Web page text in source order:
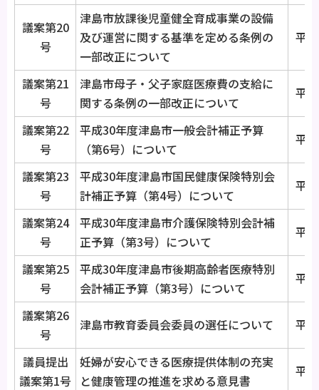
議案第20
号
津島市放課後児童健全育成事業の設備
及び運営に関する基準を定める条例の
一部改正について
平
議案第21
号
津島市母子・父子家庭医療費の支給に
関する条例の一部改正について
平
議案第22
号
平成30年度津島市一般会計補正予算
（第6号）について
平
議案第23
号
平成30年度津島市国民健康保険特別会
計補正予算（第4号）について
平
議案第24
号
平成30年度津島市介護保険特別会計補
正予算（第3号）について
平
議案第25
号
平成30年度津島市後期高齢者医療特別
会計補正予算（第3号）について
平
議案第26
号
津島市教育委員会委員の選任について 平
議員提出
議案第1号
妊婦が安心できる医療提供体制の充実
と健康管理の推進を求める意見書
平